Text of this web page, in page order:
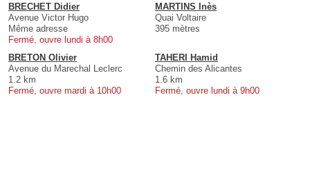
BRECHET Didier
Avenue Victor Hugo
Même adresse
Fermé, ouvre lundi à 8h00
MARTINS Inès
Quai Voltaire
395 mètres
BRETON Olivier
Avenue du Marechal Leclerc
1.2 km
Fermé, ouvre mardi à 10h00
TAHERI Hamid
Chemin des Alicantes
1.6 km
Fermé, ouvre lundi à 9h00